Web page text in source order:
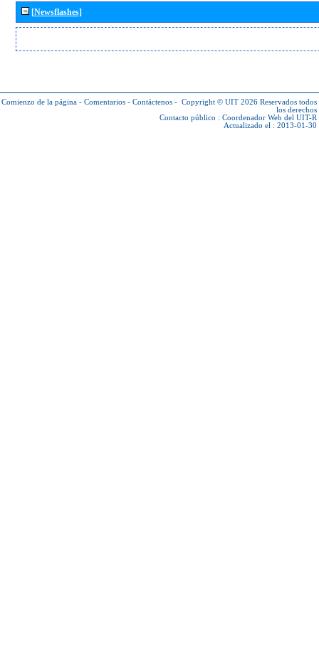
[Newsflashes]
Comienzo de la página - Comentarios - Contáctenos - Copyright © UIT 2026 Reservados todos
los derechos
Contacto público : Coordenador Web del UIT-R
Actualizado el : 2013-01-30